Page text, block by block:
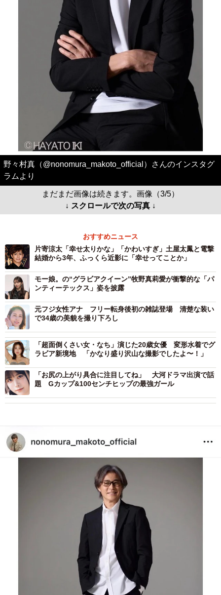
野々村真（@nonomura_makoto_official）さんのインスタグ
ラムより
まだまだ画像は続きます。画像（3/5）
↓ スクロールで次の写真 ↓
おすすめニュース
片寄涼太「幸せ太りかな」「かわいすぎ」土屋太鳳と電撃
結婚から3年、ふっくら近影に「幸せってことか」
モー娘。の“グラビアクイーン”牧野真莉愛が衝撃的な「パ
ンティーテックス」姿を披露
元フジ女性アナ フリー転身後初の雑誌登場 清楚な装い
で34歳の美貌を撮り下ろし
「超面倒くさい女・なち」演じた20歳女優 変形水着でグ
ラビア新境地 「かなり盛り沢山な撮影でしたよ〜！」
「お尻の上がり具合に注目してね」 大河ドラマ出演で話
題 Gカップ&100センチヒップの最強ガール